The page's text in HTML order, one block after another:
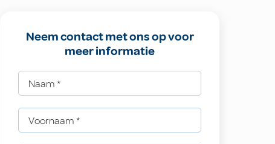
Neem contact met ons op voor
meer informatie
Naam *
Voornaam *